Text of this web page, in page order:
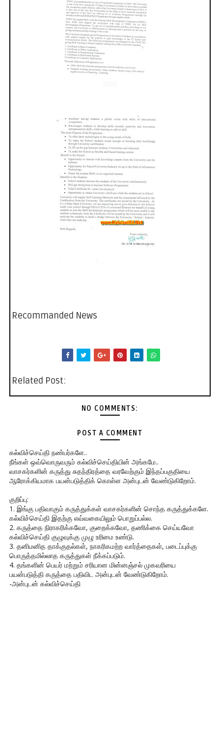
Recommanded News
Related Post:
NO COMMENTS:
POST A COMMENT
கல்விச்செய்தி நண்பர்களே..
நீங்கள் ஒவ்வொருவரும் கல்விச்செய்தியின் அங்கமே..
வாசகர்களின் கருத்து சுதந்திரத்தை வரவேற்கும் இந்தப்பகுதியை
ஆரோக்கியமாக பயன்படுத்திக் கொள்ள அன்புடன் வேண்டுகிறோம்.
குறிப்பு:
1. இங்கு பதிவாகும் கருத்துக்கள் வாசகர்களின் சொந்த கருத்துக்களே.
கல்விச்செய்தி இதற்கு எவ்வகையிலும் பொறுப்பல்ல.
2. கருத்தை நிராகரிக்கவோ, குறைக்கவோ, தணிக்கை செய்யவோ
கல்விச்செய்தி குழுவுக்கு முழு உரிமை உண்டு.
3. தனிமனித தாக்குதல்கள், நாகரிகமற்ற வார்த்தைகள், படைப்புக்கு
பொருத்தமில்லாத கருத்துகள் நீக்கப்படும்.
4. தங்களின் பெயர் மற்றும் சரியான மின்னஞ்சல் முகவரியை
பயன்படுத்தி கருத்தை பதிவிட அன்புடன் வேண்டுகிறோம்.
-அன்புடன் கல்விச்செய்தி